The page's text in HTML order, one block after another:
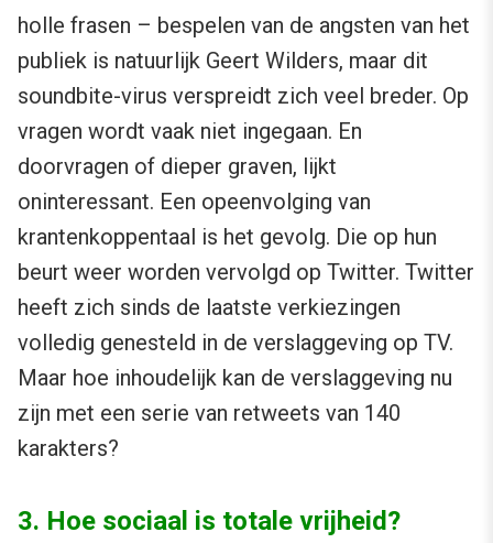
holle frasen – bespelen van de angsten van het
publiek is natuurlijk Geert Wilders, maar dit
soundbite-virus verspreidt zich veel breder. Op
vragen wordt vaak niet ingegaan. En
doorvragen of dieper graven, lijkt
oninteressant. Een opeenvolging van
krantenkoppentaal is het gevolg. Die op hun
beurt weer worden vervolgd op Twitter. Twitter
heeft zich sinds de laatste verkiezingen
volledig genesteld in de verslaggeving op TV.
Maar hoe inhoudelijk kan de verslaggeving nu
zijn met een serie van retweets van 140
karakters?
3. Hoe sociaal is totale vrijheid?